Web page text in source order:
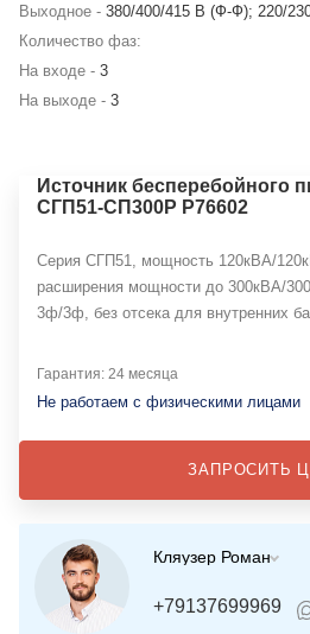
Выходное - 380/400/415 В (Ф-Ф); 220/
Количество фаз:
На входе - 3
На выходе - 3
Источник бесперебойного
СГП51-СП300Р Р76602
Серия СГП51, мощность 120кВА/
расширения мощности до 300кВА/
3ф/3ф, без отсека для внутренних
Гарантия: 24 месяца
Не работаем с физическими лицами
ЗАПРОСИТЬ
Кляузер Роман
+79137699969